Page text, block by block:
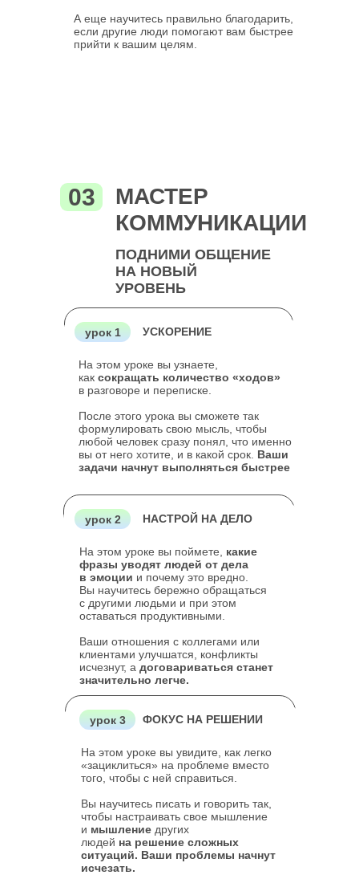
А еще научитесь правильно благодарить,
если другие люди помогают вам быстрее
прийти к вашим целям.
МАСТЕР
КОММУНИКАЦИИ
03
ПОДНИМИ ОБЩЕНИЕ
НА НОВЫЙ
УРОВЕНЬ
урок 1 УСКОРЕНИЕ
На этом уроке вы узнаете,
как сокращать количество «ходов»
в разговоре и переписке.
После этого урока вы сможете так
формулировать свою мысль, чтобы
любой человек сразу понял, что именно
вы от него хотите, и в какой срок. Ваши
задачи начнут выполняться быстрее
урок 2 НАСТРОЙ НА ДЕЛО
На этом уроке вы поймете, какие
фразы уводят людей от дела
в эмоции и почему это вредно.
Вы научитесь бережно обращаться
с другими людьми и при этом
оставаться продуктивными.
Ваши отношения с коллегами или
клиентами улучшатся, конфликты
исчезнут, а договариваться станет
значительно легче.
урок 3 ФОКУС НА РЕШЕНИИ
На этом уроке вы увидите, как легко
«зациклиться» на проблеме вместо
того, чтобы с ней справиться.
Вы научитесь писать и говорить так,
чтобы настраивать свое мышление
и мышление других
людей на решение сложных
ситуаций. Ваши проблемы начнут
исчезать.
ИНН 701725608358
ОГРНИП 316547600142911
Администратор:
@ksenyamatveeva
Политика конфиденциальности
Договор оферты
ИНПРОФИКО
Написать
Наш Telegram-канал
ДЛЯ БЫСТРОЙ СВЯЗИ,